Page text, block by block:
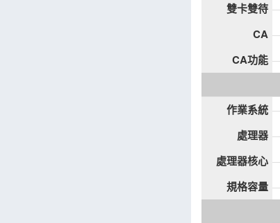
雙卡雙待
CA
CA功能
作業系統
處理器
處理器核心
規格容量